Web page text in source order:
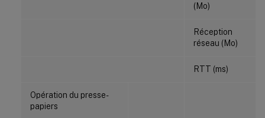
(Mo)
Réception
réseau (Mo)
RTT (ms)
Opération du presse-
papiers